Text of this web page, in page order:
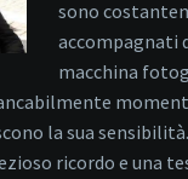
sono
accompagnati
macchina
la sua
ricordo e una